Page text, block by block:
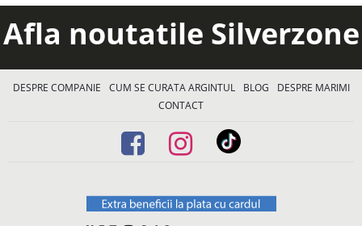
Afla noutatile Silverzone
DESPRE COMPANIE CUM SE CURATA ARGINTUL BLOG
DESPRE MARIMI
CONTACT